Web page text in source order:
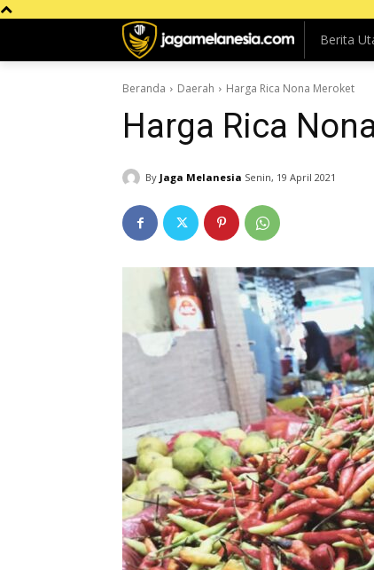
Berita
Beranda Daerah Harga Rica Nona Meroket
Harga Rica
By Jaga Melanesia Senin, 19 April 2021